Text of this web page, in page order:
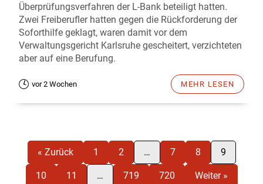
Überprüfungsverfahren der L-Bank beteiligt hatten.
Zwei Freiberufler hatten gegen die Rückforderung der
Soforthilfe geklagt, waren damit vor dem
Verwaltungsgericht Karlsruhe gescheitert, verzichteten
aber auf eine Berufung.
vor 2 Wochen MEHR LESEN
« Zurück 1 2 … 7 8 9
10 11 … 719 720 Weiter »